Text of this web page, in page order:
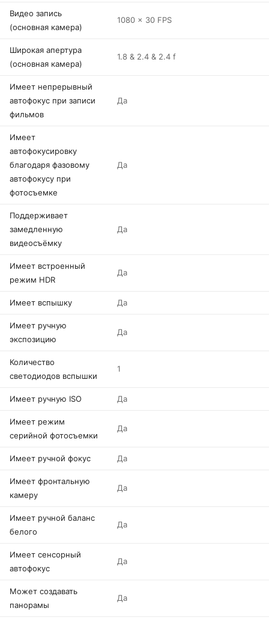
Видео запись
(основная камера)
1080 x 30 FPS
Широкая апертура
(основная камера)
1.8 & 2.4 & 2.4 f
Имеет непрерывный
автофокус при записи
фильмов
Да
Имеет
автофокусировку
благодаря фазовому
автофокусу при
фотосъемке
Да
Поддерживает
замедленную
видеосъёмку
Да
Имеет встроенный
режим HDR
Да
Имеет вспышку Да
Имеет ручную
экспозицию
Да
Количество
светодиодов вспышки
1
Имеет ручную ISO Да
Имеет режим
серийной фотосъемки
Да
Имеет ручной фокус Да
Имеет фронтальную
камеру
Да
Имеет ручной баланс
белого
Да
Имеет сенсорный
автофокус
Да
Может создавать
панорамы
Да